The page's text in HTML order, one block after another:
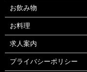
お飲み物
お料理
求人案内
プライバシーポリシー